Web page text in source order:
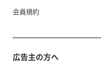
会員規約
広告主の方へ